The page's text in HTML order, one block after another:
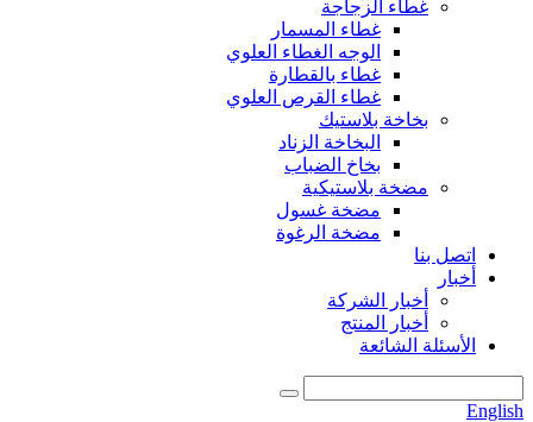
غطاء الزجاجة
غطاء المسمار
الوجه الغطاء العلوي
غطاء بالقطارة
غطاء القرص العلوي
بخاخة بلاستيك
البخاخة الزناد
بخاخ الضباب
مضخة بلاستيكية
مضخة غسول
مضخة الرغوة
اتصل بنا
أخبار
أخبار الشركة
أخبار المنتج
الأسئلة الشائعة
English